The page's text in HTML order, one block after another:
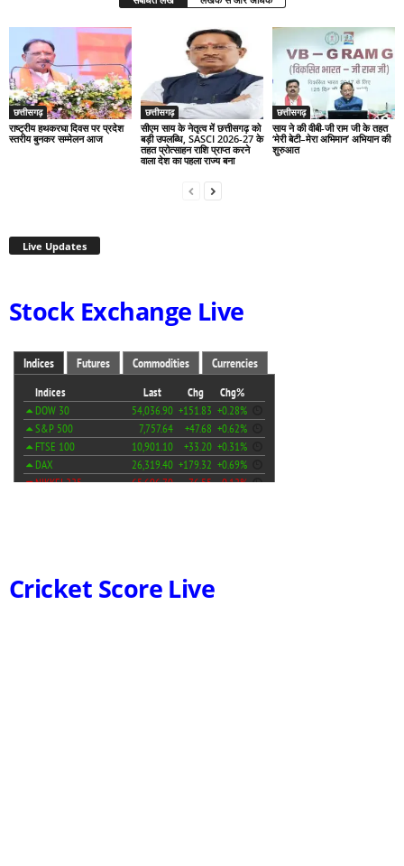
छत्तीसगढ़
राष्ट्रीय हथकरघा दिवस पर प्रदेश
स्तरीय बुनकर सम्मेलन आज
छत्तीसगढ़
सीएम साय के नेतृत्व में छत्तीसगढ़ को
बड़ी उपलब्धि, SASCI 2026-27 के
तहत प्रोत्साहन राशि प्राप्त करने
वाला देश का पहला राज्य बना
छत्तीसगढ़
साय ने की वीबी-जी राम जी के तहत
‘मेरी बेटी–मेरा अभिमान’ अभियान की
शुरुआत
Live Updates
Stock Exchange Live
Cricket Score Live